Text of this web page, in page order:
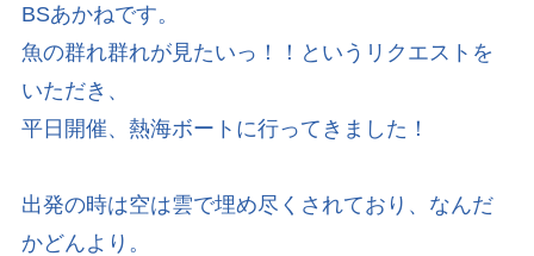
BSあかねです。
魚の群れ群れが見たいっ！！というリクエストを
いただき、
平日開催、熱海ボートに行ってきました！
出発の時は空は雲で埋め尽くされており、なんだ
かどんより。